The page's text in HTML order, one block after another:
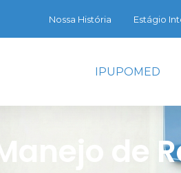
Nossa História Estágio
IPUPOMED
de